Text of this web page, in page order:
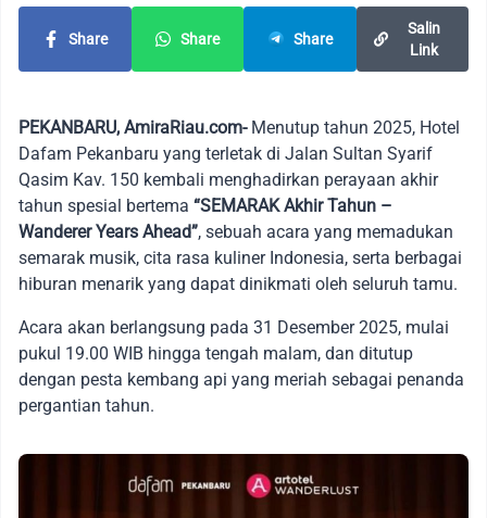
Share Share Share
Salin
Link
PEKANBARU, AmiraRiau.com-Menutup tahun 2025, Hotel
Dafam Pekanbaru yang terletak di Jalan Sultan Syarif
Qasim Kav. 150 kembali menghadirkan perayaan akhir
tahun spesial bertema “SEMARAK Akhir Tahun –
Wanderer Years Ahead”, sebuah acara yang memadukan
semarak musik, cita rasa kuliner Indonesia, serta berbagai
hiburan menarik yang dapat dinikmati oleh seluruh tamu.
Acara akan berlangsung pada 31 Desember 2025, mulai
pukul 19.00 WIB hingga tengah malam, dan ditutup
dengan pesta kembang api yang meriah sebagai penanda
pergantian tahun.